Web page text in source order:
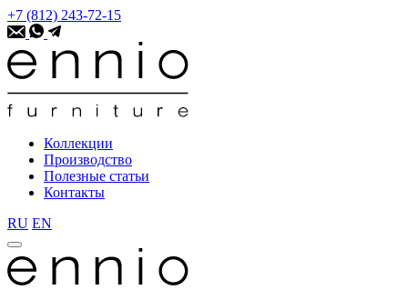
+7 (812) 243-72-15
Коллекции
Производство
Полезные статьи
Контакты
RU EN